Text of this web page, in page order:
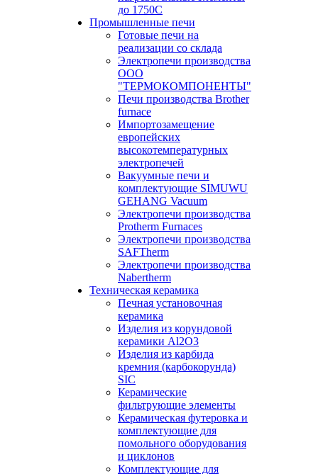
до 1750С
Промышленные печи
Готовые печи на
реализации со склада
Электропечи производства
ООО
"ТЕРМОКОМПОНЕНТЫ"
Печи производства Brother
furnace
Импортозамещение
европейских
высокотемпературных
электропечей
Вакуумные печи и
комплектующие SIMUWU
GEHANG Vacuum
Электропечи производства
Protherm Furnaces
Электропечи производства
SAFTherm
Электропечи производства
Nabertherm
Техническая керамика
Печная установочная
керамика
Изделия из корундовой
керамики Al2O3
Изделия из карбида
кремния (карбокорунда)
SIC
Керамические
фильтрующие элементы
Керамическая футеровка и
комплектующие для
помольного оборудования
и циклонов
Комплектующие для